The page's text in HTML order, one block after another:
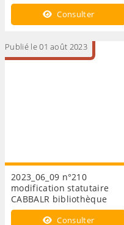
Consulter
Publié le 01 août 2023
2023_06_09 n°210
modification statutaire
CABBALR bibliothèque
Consulter